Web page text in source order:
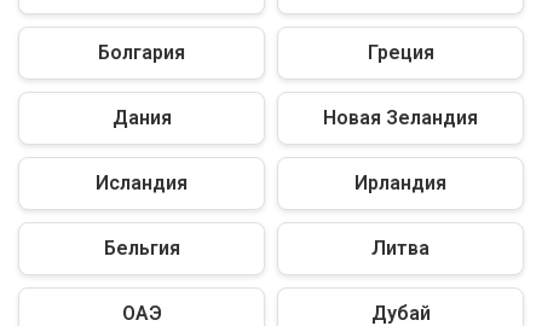
Болгария Греция
Дания Новая Зеландия
Исландия Ирландия
Бельгия Литва
ОАЭ Дубай